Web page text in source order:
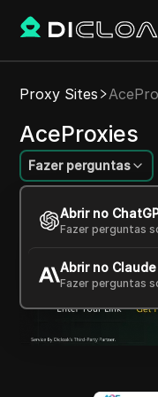
Proxy Sites
AceProxies
Fazer perguntas
Abrir no
Fazer perguntas
Abrir no Claude
Fazer perguntas
Soluções de
proporcionando